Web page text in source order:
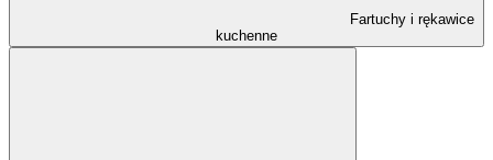
Fartuchy i rękawice
kuchenne